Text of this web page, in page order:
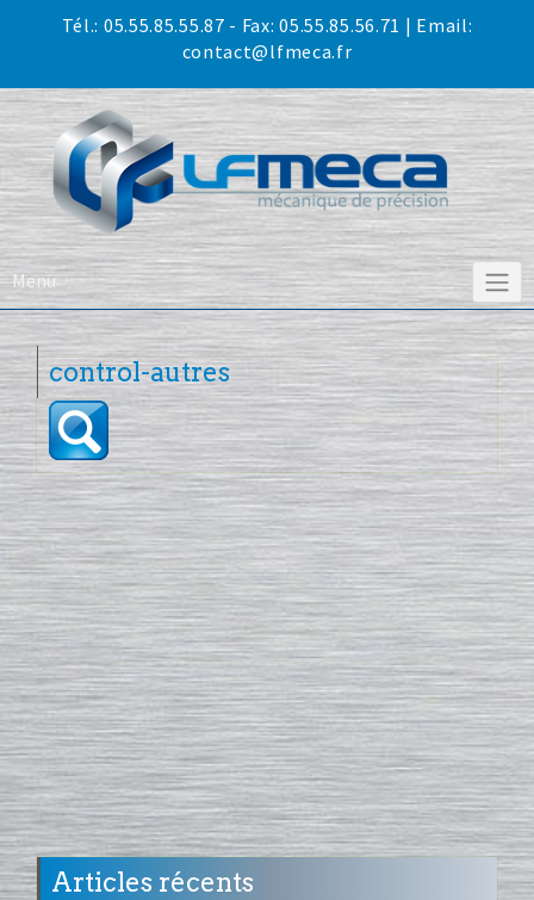
Tél.: 05.55.85.55.87 - Fax: 05.55.85.56.71 | Email:
contact@lfmeca.fr
Menu
control-autres
Articles récents